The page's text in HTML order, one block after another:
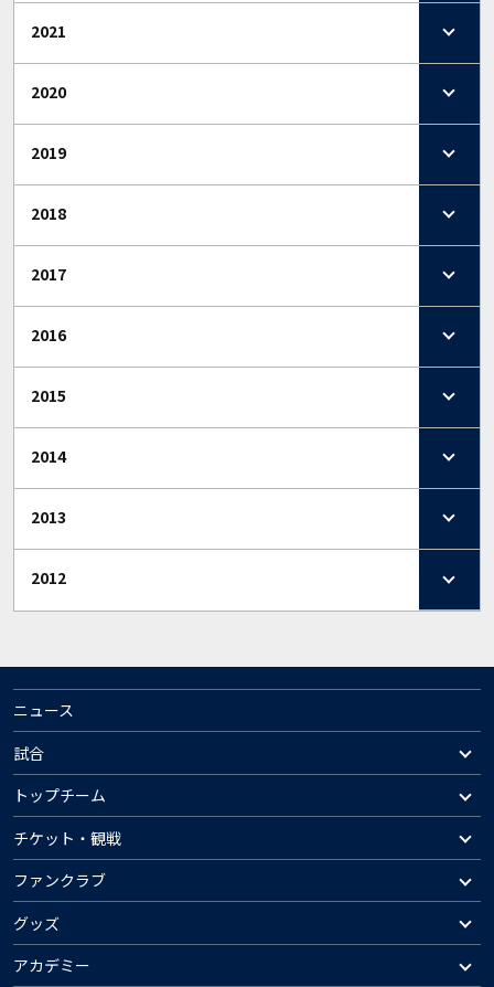
2021
2020
2019
2018
2017
2016
2015
2014
2013
2012
ニュース
試合
トップチーム
チケット・観戦
ファンクラブ
グッズ
アカデミー